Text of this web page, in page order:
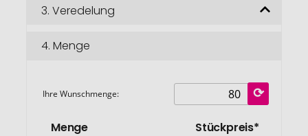
3. Veredelung
4. Menge
Ihre Wunschmenge:
Menge
Stückpreis*